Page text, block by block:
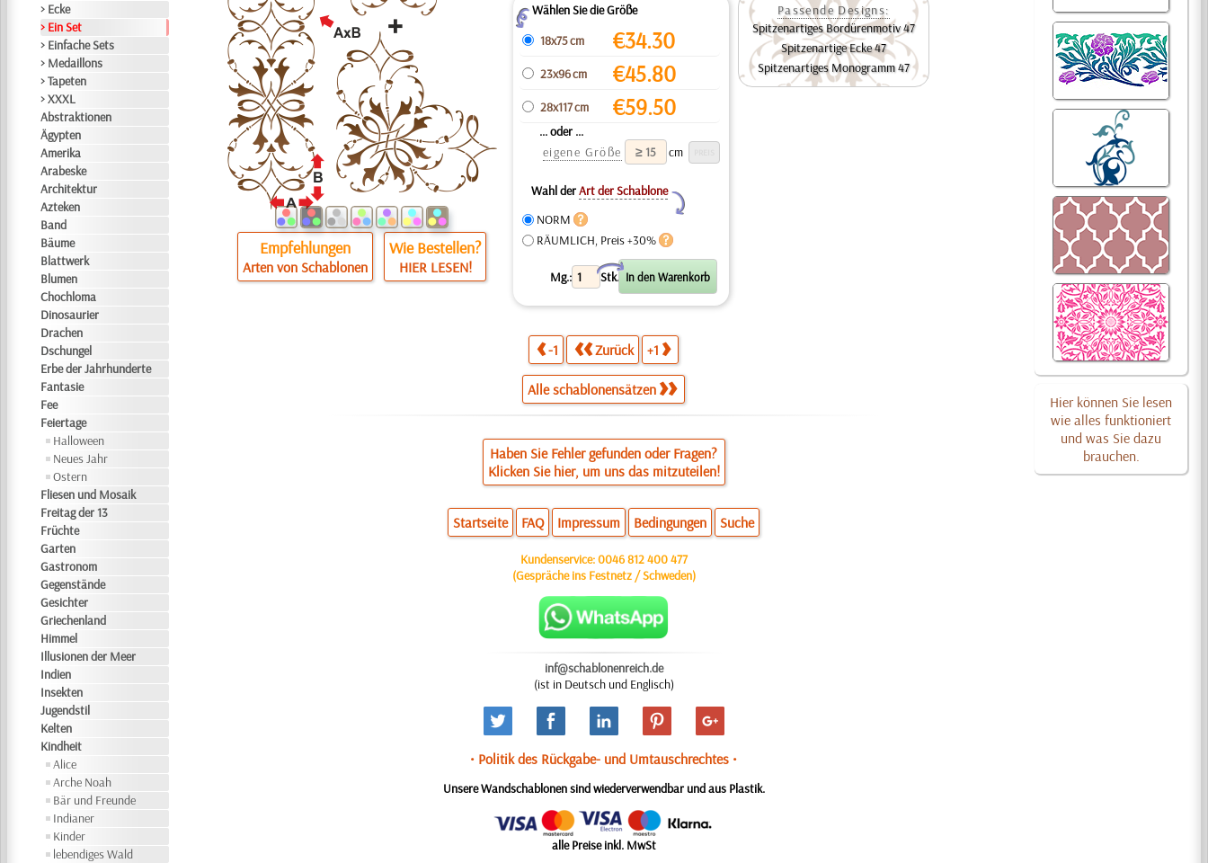
> Ecke
> Ein Set
> Einfache Sets
> Medaillons
> Tapeten
> XXXL
Abstraktionen
Ägypten
Amerika
Arabeske
Architektur
Azteken
Band
Bäume
Blattwerk
Blumen
Chochloma
Dinosaurier
Drachen
Dschungel
Erbe der Jahrhunderte
Fantasie
Fee
Feiertage
Halloween
Neues Jahr
Ostern
Fliesen und Mosaik
Freitag der 13
Früchte
Garten
Gastronom
Gegenstände
Gesichter
Griechenland
Himmel
Illusionen der Meer
Indien
Insekten
Jugendstil
Kelten
Kindheit
Alice
Arche Noah
Bär und Freunde
Indianer
Kinder
lebendiges Wald
Hier können Sie lesen
wie alles funktioniert
und was Sie dazu
brauchen.
Empfehlungen
Arten von Schablonen
Wie Bestellen?
HIER LESEN!
ZWählen Sie die Größe
18x75 cm
€34.30
23x96 cm €45.80
28x117 cm €59.50
... oder ...
eigene Größe
cm
Wahl derArt der Schablone
Y
NORM
RÄUMLICH, Preis +30%
Mg.: Stk.
X
Passende Designs:
Spitzenartiges Bordürenmotiv 47
Spitzenartige Ecke 47
Spitzenartiges Monogramm 47
-1 Zurück +1
Alle schablonensätzen
Haben Sie Fehler gefunden oder Fragen?
Klicken Sie hier, um uns das mitzuteilen!
Startseite FAQ Impressum Bedingungen Suche
Kundenservice:0046 812 400 477
(Gespräche ins Festnetz / Schweden)
inf@schablonenreich.de
(ist in Deutsch und Englisch)
• Politik des Rückgabe- und Umtauschrechtes •
Unsere Wandschablonen sind wiederverwendbar und aus Plastik.
alle Preise inkl. MwSt